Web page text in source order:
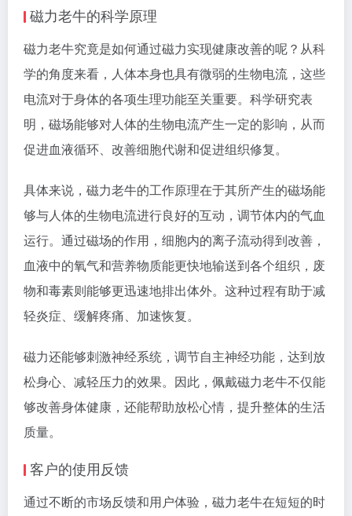
磁力老牛的科学原理
磁力老牛究竟是如何通过磁力实现健康改善的呢？从科
学的角度来看，人体本身也具有微弱的生物电流，这些
电流对于身体的各项生理功能至关重要。科学研究表
明，磁场能够对人体的生物电流产生一定的影响，从而
促进血液循环、改善细胞代谢和促进组织修复。
具体来说，磁力老牛的工作原理在于其所产生的磁场能
够与人体的生物电流进行良好的互动，调节体内的气血
运行。通过磁场的作用，细胞内的离子流动得到改善，
血液中的氧气和营养物质能更快地输送到各个组织，废
物和毒素则能够更迅速地排出体外。这种过程有助于减
轻炎症、缓解疼痛、加速恢复。
磁力还能够刺激神经系统，调节自主神经功能，达到放
松身心、减轻压力的效果。因此，佩戴磁力老牛不仅能
够改善身体健康，还能帮助放松心情，提升整体的生活
质量。
客户的使用反馈
通过不断的市场反馈和用户体验，磁力老牛在短短的时